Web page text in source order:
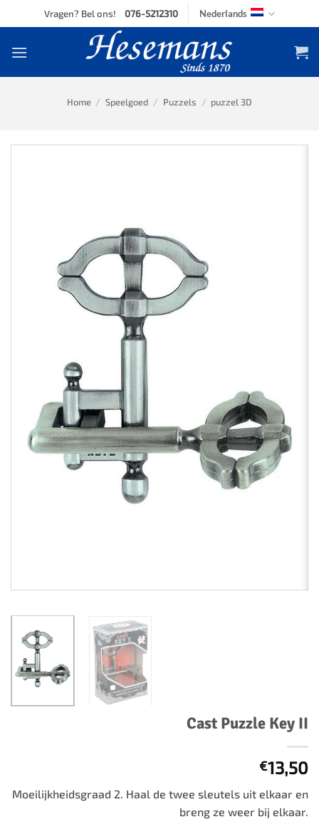
to
Vragen? Bel ons! 076-5212310 Nederlands
Home / Speelgoed / Puzzels / puzzel 3D
Cast Puzzle Key II
€13,50
Moeilijkheidsgraad 2. Haal de twee sleutels uit elkaar en
breng ze weer bij elkaar.